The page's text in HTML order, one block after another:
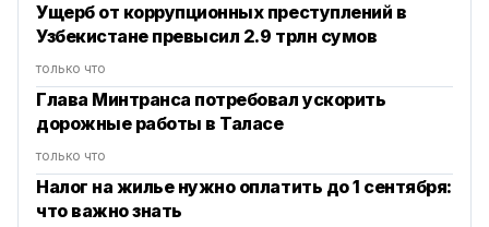
Ущерб от коррупционных преступлений в
Узбекистане превысил 2.9 трлн сумов
только что
Глава Минтранса потребовал ускорить
дорожные работы в Таласе
только что
Налог на жилье нужно оплатить до 1 сентября:
что важно знать